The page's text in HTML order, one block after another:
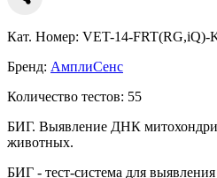
Кат. Номер: VET-14-FRT(RG,iQ)-
Бренд: АмплиСенс
Количество тестов: 55
БИГ. Выявление ДНК
животных.
БИГ - тест-система для